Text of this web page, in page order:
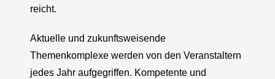
reicht.
Aktuelle und zukunftsweisende
Themenkomplexe werden von den Veranstaltern
jedes Jahr aufgegriffen. Kompetente und